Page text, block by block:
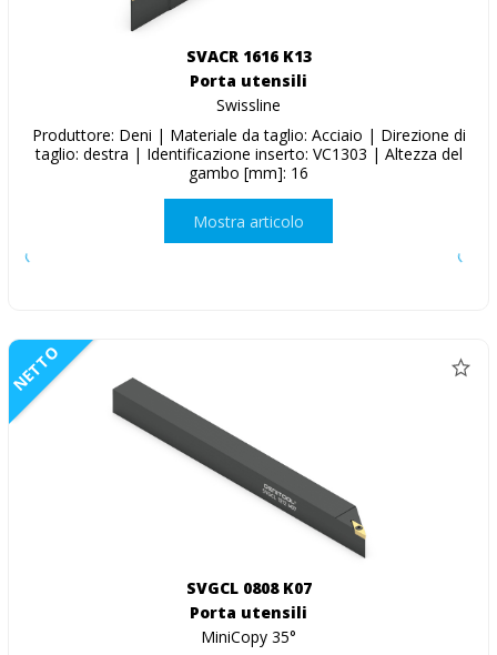
SVACR 1616 K13
Porta utensili
Swissline
Produttore: Deni | Materiale da taglio: Acciaio | Direzione di
taglio: destra | Identificazione inserto: VC1303 | Altezza del
gambo [mm]: 16
Mostra articolo
NETTO
SVGCL 0808 K07
Porta utensili
MiniCopy 35°